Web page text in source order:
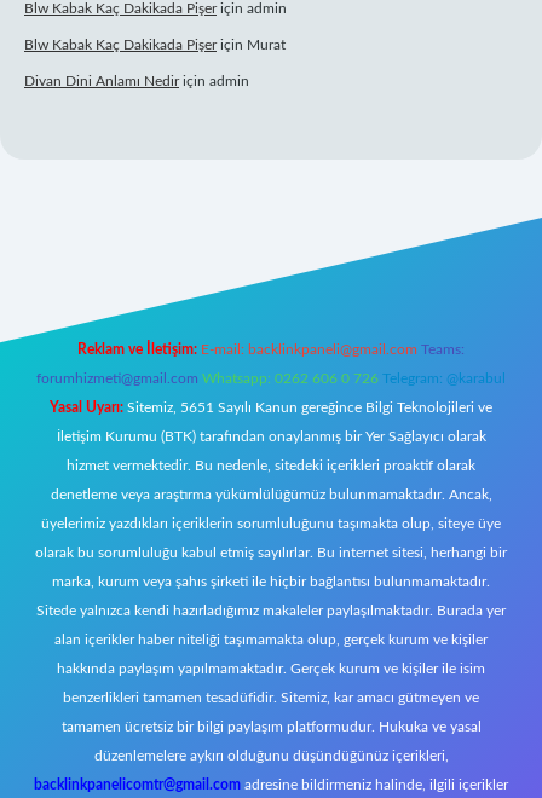
Blw Kabak Kaç Dakikada Pişeriçin admin
Blw Kabak Kaç Dakikada Pişeriçin Murat
Divan Dini Anlamı Nediriçin admin
Reklam ve İletişim: E-mail: backlinkpaneli@gmail.com Teams:
forumhizmeti@gmail.com Whatsapp: 0262 606 0 726 Telegram: @karabul
Yasal Uyarı: Sitemiz, 5651 Sayılı Kanun gereğince Bilgi Teknolojileri ve
İletişim Kurumu (BTK) tarafından onaylanmış bir Yer Sağlayıcı olarak
hizmet vermektedir. Bu nedenle, sitedeki içerikleri proaktif olarak
denetleme veya araştırma yükümlülüğümüz bulunmamaktadır. Ancak,
üyelerimiz yazdıkları içeriklerin sorumluluğunu taşımakta olup, siteye üye
olarak bu sorumluluğu kabul etmiş sayılırlar. Bu internet sitesi, herhangi bir
marka, kurum veya şahıs şirketi ile hiçbir bağlantısı bulunmamaktadır.
Sitede yalnızca kendi hazırladığımız makaleler paylaşılmaktadır. Burada yer
alan içerikler haber niteliği taşımamakta olup, gerçek kurum ve kişiler
hakkında paylaşım yapılmamaktadır. Gerçek kurum ve kişiler ile isim
benzerlikleri tamamen tesadüfidir. Sitemiz, kar amacı gütmeyen ve
tamamen ücretsiz bir bilgi paylaşım platformudur. Hukuka ve yasal
düzenlemelere aykırı olduğunu düşündüğünüz içerikleri,
backlinkpanelicomtr@gmail.com adresine bildirmeniz halinde, ilgili içerikler